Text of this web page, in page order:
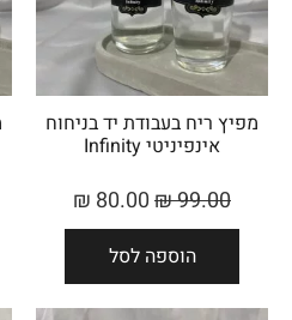
מפיץ ריח בעבודת יד בניחוח
אינפיניטי Infinity
99.00
₪
80.00
₪
הוספה לסל